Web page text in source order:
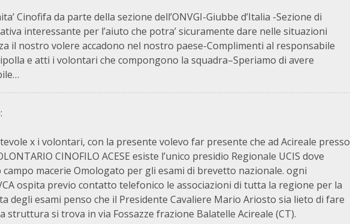
Cinofifa da parte della sezione dell’ONVGI-Giubbe d’Italia -Sezione di
interessante per l’aiuto che potra’ sicuramente dare nelle situazioni
il nostro volere accadono nel nostro paese-Complimenti al responsabile
e atti i volontari che compongono la squadra–Speriamo di avere
x i volontari, con la presente volevo far presente che ad Acireale presso
CINOFILO ACESE esiste l’unico presidio Regionale UCIS dove
macerie Omologato per gli esami di brevetto nazionale. ogni
ospita previo contatto telefonico le associazioni di tutta la regione per la
degli esami penso che il Presidente Cavaliere Mario Ariosto sia lieto di fare
struttura si trova in via Fossazze frazione Balatelle Acireale (CT).